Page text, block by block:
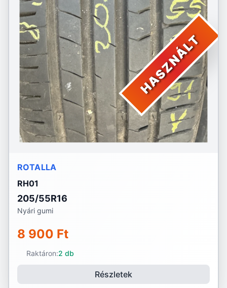
HASZNÁLT
ROTALLA
RH01
205/55R16
Nyári gumi
8 900 Ft
Raktáron:2 db
Részletek